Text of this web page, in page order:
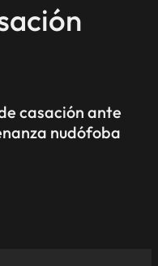
casación ante
nudófoba